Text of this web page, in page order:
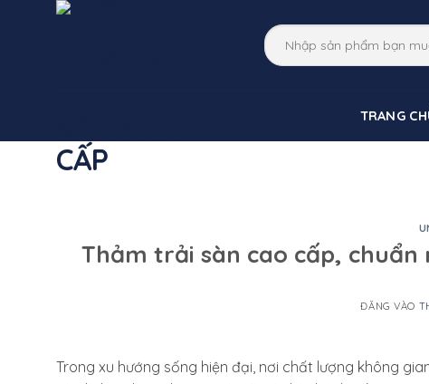
TRANG
Thảm trải sàn cao cấp,
ĐĂNG VÀO
Trong xu hướng sống hiện đại, nơi chất lượng không